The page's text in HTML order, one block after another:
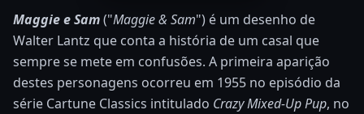
Maggie e Sam("Maggie & Sam") é um desenho de
Walter Lantz que conta a história de um casal que
sempre se mete em confusões. A primeira aparição
destes personagens ocorreu em 1955 no episódio da
série Cartune Classics intitulado Crazy Mixed-Up Pup, no